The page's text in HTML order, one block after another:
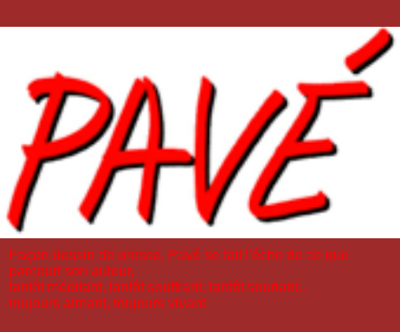
Façon dessin de presse, Pavé se fait l'écho de ce que
parcourt son auteur,
tantôt méditant, tantôt souffrant, tantôt souriant...
toujours aimant, toujours vivant.